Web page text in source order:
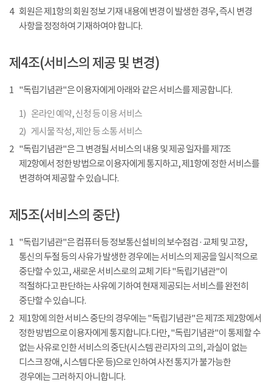
4
회원은 제1항의 회원 정보 기재 내용에 변경 이 발생한 경우, 즉시 변경
사항을 정정하여 기재하여야 합니다.
제4조(서비스의 제공 및 변경)
1 "독립기념관"은 이용자에게 아래와 같은 서비스를 제공합니다.
1) 온라인 예약, 신청 등 이용 서비스
2) 게시물 작성, 제안 등 소통 서비스
2 "독립기념관"은 그 변경될 서비스의 내용 및 제공 일자를 제7조
제2항에서 정한 방법으로 이용자에게 통지하고, 제1항에 정한 서비스를
변경하여 제공할 수 있습니다.
제5조(서비스의 중단)
1 "독립기념관"은 컴퓨터 등 정보통신설비의 보수점검 · 교체 및 고장,
통신의 두절 등의 사유가 발생한 경우에는 서비스의 제공을 일시적으로
중단할 수 있고, 새로운 서비스로의 교체 기타 "독립기념관"이
적절하다고 판단하는 사유에 기하여 현재 제공되는 서비스를 완전히
중단할 수 있습니다.
2 제1항에 의한 서비스 중단의 경우에는 "독립기념관"은 제7조 제2항에서
정한 방법으로 이용자에게 통지합니다. 다만, "독립기념관"이 통제할 수
없는 사유로 인한 서비스의 중단(시스템 관리자의 고의, 과실이 없는
디스크 장애, 시스템 다운 등)으로 인하여 사전 통지가 불가능한
경우에는 그러하지 아니합니다.